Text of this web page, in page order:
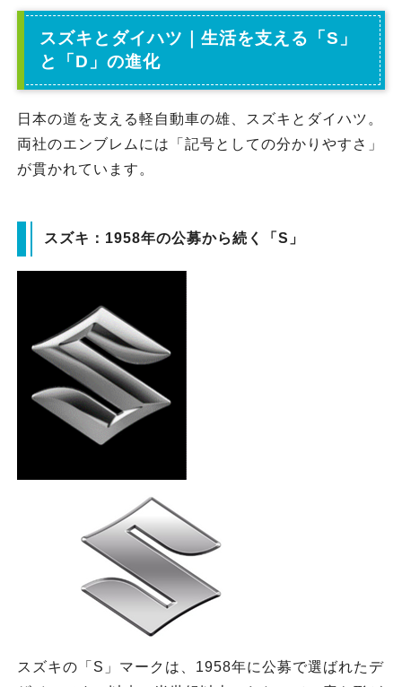
スズキとダイハツ｜生活を支える「S」
と「D」の進化
日本の道を支える軽自動車の雄、スズキとダイハツ。
両社のエンブレムには「記号としての分かりやすさ」
が貫かれています。
スズキ：1958年の公募から続く「S」
スズキの「S」マークは、1958年に公募で選ばれたデ